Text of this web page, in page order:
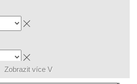
Zobrazit více V